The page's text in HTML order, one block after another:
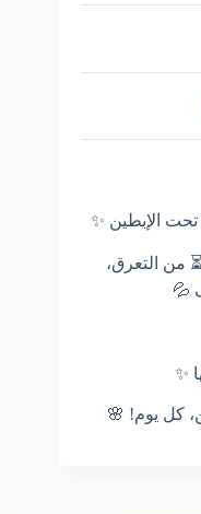
تحت الإبطين ✨
تدوم حتى ٤٨ ساعة ⏳ من التعرق،
💦
✨
كل يوم! 🌸